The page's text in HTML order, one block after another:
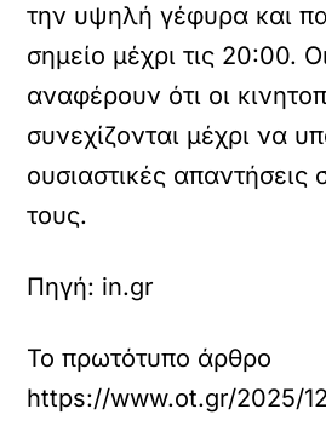
την υψηλή γέφυρα και
σημείο μέχρι τις 20:00.
αναφέρουν ότι οι
συνεχίζονται μέχρι να
ουσιαστικές απαντήσεις
τους.
Πηγή: in.gr
Το πρωτότυπο άρθρο
https://www.ot.gr/2025/